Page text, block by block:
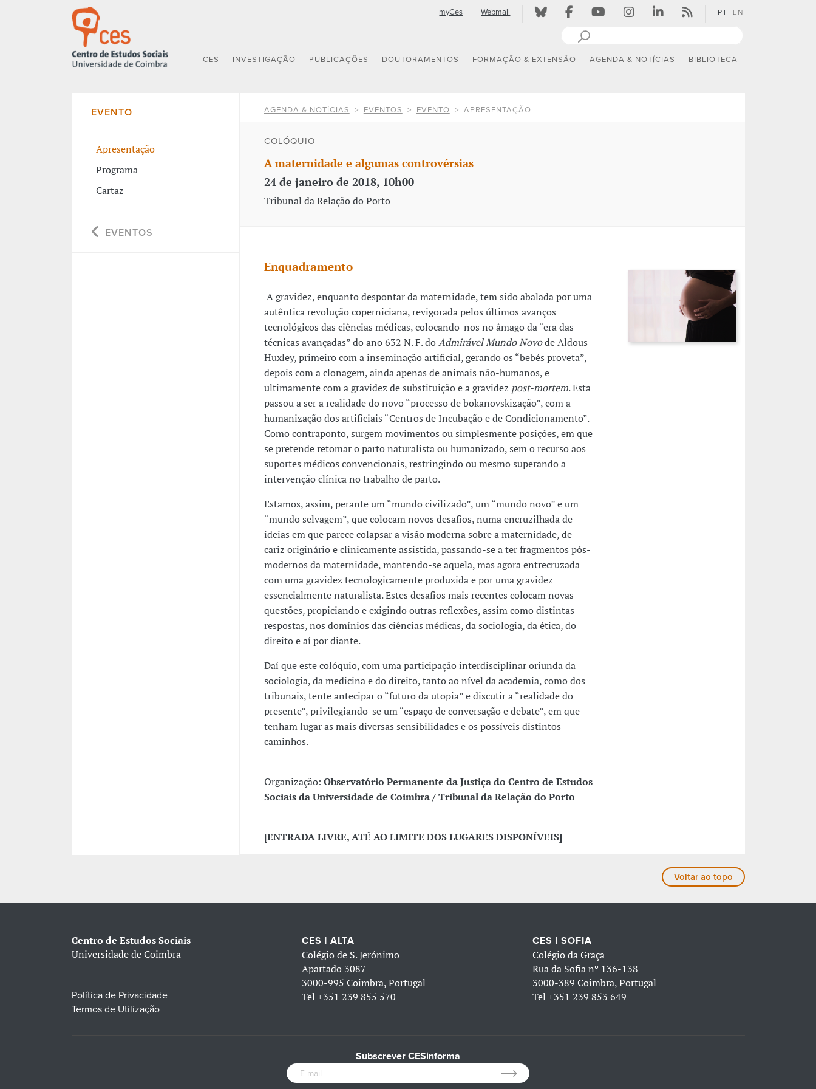
myCes Webmail PT EN
CES INVESTIGAÇÃO PUBLICAÇÕES DOUTORAMENTOS FORMAÇÃO & EXTENSÃO AGENDA & NOTÍCIAS BIBLIOTECA
EVENTO
Apresentação
Programa
Cartaz
EVENTOS
AGENDA & NOTÍCIAS EVENTOS EVENTO APRESENTAÇÃO
COLÓQUIO
A maternidade e algumas controvérsias
24 de janeiro de 2018, 10h00
Tribunal da Relação do Porto
Enquadramento
A gravidez, enquanto despontar da maternidade, tem sido abalada por uma
autêntica revolução coperniciana, revigorada pelos últimos avanços
tecnológicos das ciências médicas, colocando-nos no âmago da “era das
técnicas avançadas” do ano 632 N. F. doAdmirável Mundo Novode Aldous
Huxley, primeiro com a inseminação artificial, gerando os “bebés proveta”,
depois com a clonagem, ainda apenas de animais não-humanos, e
ultimamente com a gravidez de substituição e a gravidez post-mortem. Esta
passou a ser a realidade do novo “processo de bokanovskização”, com a
humanização dos artificiais “Centros de Incubação e de Condicionamento”.
Como contraponto, surgem movimentos ou simplesmente posições, em que
se pretende retomar o parto naturalista ou humanizado, sem o recurso aos
suportes médicos convencionais, restringindo ou mesmo superando a
intervenção clínica no trabalho de parto.
Estamos, assim, perante um “mundo civilizado”, um “mundo novo” e um
“mundo selvagem”, que colocam novos desafios, numa encruzilhada de
ideias em que parece colapsar a visão moderna sobre a maternidade, de
cariz originário e clinicamente assistida, passando-se a ter fragmentos pós-
modernos da maternidade, mantendo-se aquela, mas agora entrecruzada
com uma gravidez tecnologicamente produzida e por uma gravidez
essencialmente naturalista. Estes desafios mais recentes colocam novas
questões, propiciando e exigindo outras reflexões, assim como distintas
respostas, nos domínios das ciências médicas, da sociologia, da ética, do
direito e aí por diante.
Daí que este colóquio, com uma participação interdisciplinar oriunda da
sociologia, da medicina e do direito, tanto ao nível da academia, como dos
tribunais, tente antecipar o “futuro da utopia” e discutir a “realidade do
presente”, privilegiando-se um “espaço de conversação e debate”, em que
tenham lugar as mais diversas sensibilidades e os possíveis distintos
caminhos.
Organização: Observatório Permanente da Justiça do Centro de Estudos
Sociais da Universidade de Coimbra / Tribunal da Relação do Porto
[ENTRADA LIVRE, ATÉ AO LIMITE DOS LUGARES DISPONÍVEIS]
Voltar ao topo
Centro de Estudos Sociais
Universidade de Coimbra
Política de Privacidade
Termos de Utilização
CES | ALTA
Colégio de S. Jerónimo
Apartado 3087
3000-995 Coimbra, Portugal
Tel+351 239 855 570
CES | SOFIA
Colégio da Graça
Rua da Sofia nº 136-138
3000-389 Coimbra, Portugal
Tel +351 239 853 649
Subscrever CESinforma